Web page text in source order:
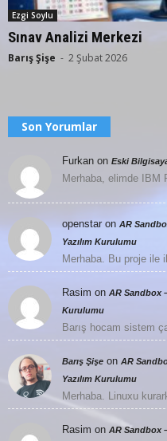
Ezgi Soylu
Sınav Analizi Merkezi
Barış Şişe - 2 Şubat 2026
Son Yorumlar
Furkan on Eski
Merhaba, elimde IBM
openstar on AR
Yazılım Kurulumu
Merhaba. Bu proje ile
Rasim on AR Sandbox
Kurulumu
Barış hocam sistem
Barış Şişe on AR
Yazılım Kurulumu
Merhaba. Linuxu
Rasim on AR Sandbox